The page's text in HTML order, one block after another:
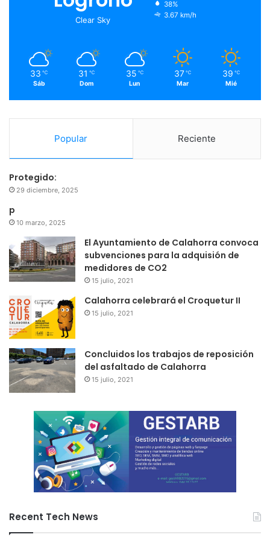
o
e
r
m
Clear Sky
38%
3.67 km/h
33 ℃
Sáb
31 ℃
Dom
35 ℃
Lun
37 ℃
Mar
39 ℃
Mié
Popular Reciente
Protegido:
29 diciembre, 2025
p
10 marzo, 2025
El Ayuntamiento de Calahorra convoca
subvenciones para la adquisión de
medidores de CO2
15 julio, 2021
Calahorra celebrará el Croquetur II
15 julio, 2021
Concluidos los trabajos de reposición
del asfaltado de Calahorra
15 julio, 2021
Recent Tech News